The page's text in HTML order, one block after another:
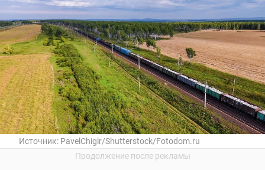
Источник: PavelChigir/Shutterstock/Fotodom.ru